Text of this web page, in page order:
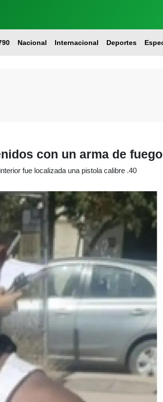
Nacional Internacional Deportes
con un arma de
fue localizada una pistola calibre .40